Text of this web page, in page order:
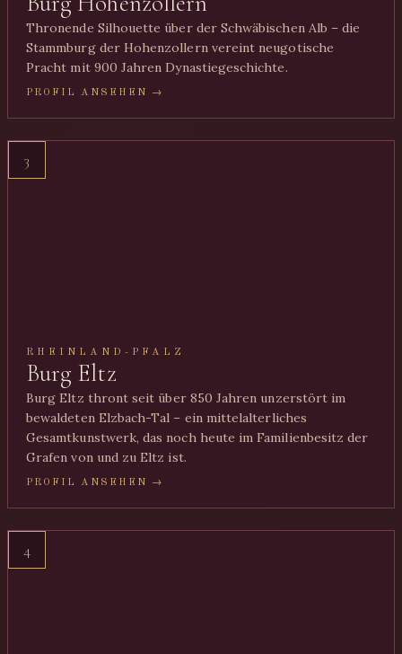
Thronende Silhouette über der Schwäbischen Alb – die
Stammburg der Hohenzollern vereint neugotische
Pracht mit 900 Jahren Dynastiegeschichte.
PROFIL ANSEHEN →
3
RHEINLAND-PFALZ
Burg Eltz
Burg Eltz thront seit über 850 Jahren unzerstört im
bewaldeten Elzbach-Tal – ein mittelalterliches
Gesamtkunstwerk, das noch heute im Familienbesitz der
Grafen von und zu Eltz ist.
PROFIL ANSEHEN →
4